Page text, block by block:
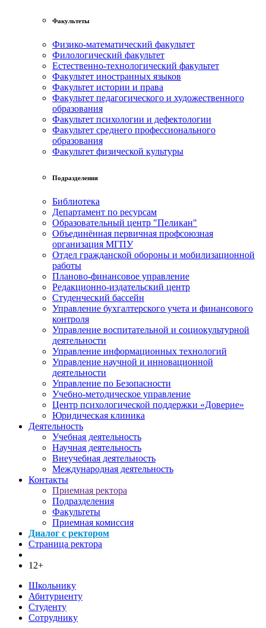
Факультеты
Физико-математический факультет
Филологический факультет
Естественно-технологический факультет
Факультет иностранных языков
Факультет истории и права
Факультет педагогического и художественного
образования
Факультет психологии и дефектологии
Факультет среднего профессионального
образования
Факультет физической культуры
Подразделения
Библиотека
Департамент по ресурсам
Образовательный центр "Пеликан"
Объединённая первичная профсоюзная
организация МГПУ
Отдел гражданской обороны и мобилизационной
работы
Планово-финансовое управление
Редакционно-издательский центр
Студенческий бассейн
Управление бухгалтерского учета и финансового
контроля
Управление воспитательной и социокультурной
деятельности
Управление информационных технологий
Управление научной и инновационной
деятельности
Управление по Безопасности
Учебно-методическое управление
Центр психологической поддержки «Доверие»
Юридическая клиника
Деятельность
Учебная деятельность
Научная деятельность
Внеучебная деятельность
Международная деятельность
Контакты
Приемная ректора
Подразделения
Факультеты
Приемная комиссия
Диалог с ректором
Страница ректора
12+
Школьнику
Абитуриенту
Студенту
Сотруднику